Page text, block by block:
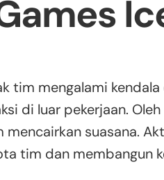
tim mengalami
di luar pekerjaan.
mencairkan suasana.
tim dan membangun